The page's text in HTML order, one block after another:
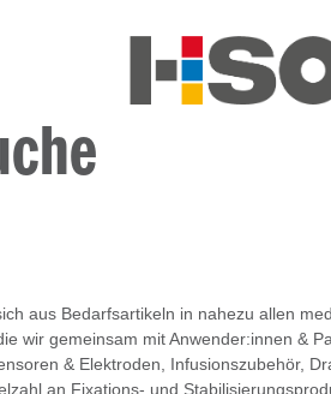
aus Bedarfsartikeln in nahezu allen
wir gemeinsam mit Anwender:innen &
& Elektroden, Infusionszubehör,
an Fixations- und